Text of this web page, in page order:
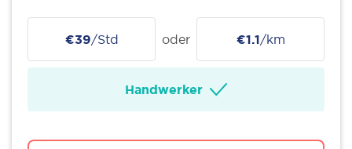
€39/Std oder €1.1/km
Handwerker